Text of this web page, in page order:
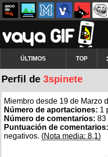
ÚLTIMOS TOP
Perfil de 3spinete
Miembro desde 19 de Marzo
Número de aportaciones: 1
Número de comentarios: 83
Puntuación de comentarios:
negativos. (Nota media: 8,1)